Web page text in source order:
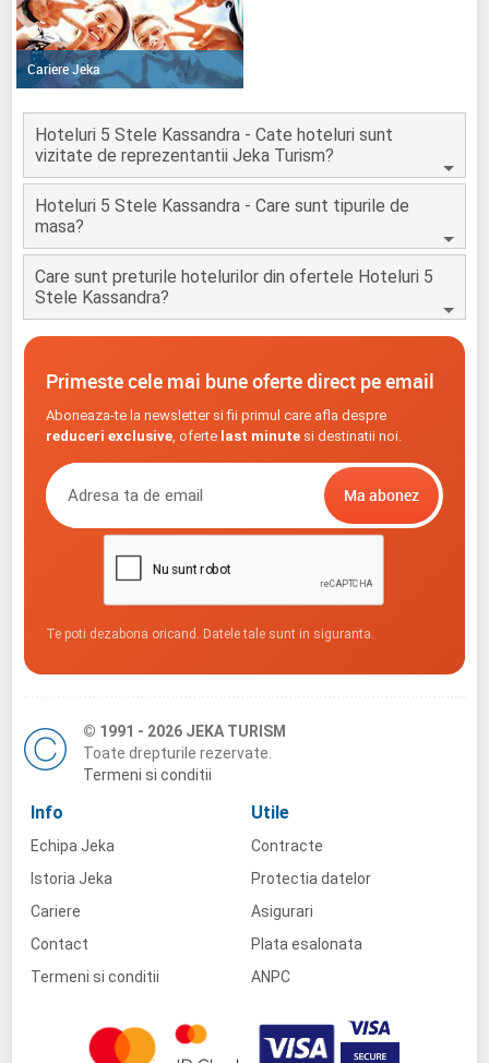
Cariere Jeka
Hoteluri 5 Stele Kassandra - Cate hoteluri sunt
vizitate de reprezentantii Jeka Turism?
Hoteluri 5 Stele Kassandra - Care sunt tipurile de
masa?
Care sunt preturile hotelurilor din ofertele Hoteluri 5
Stele Kassandra?
Primeste cele mai bune oferte direct pe email
Aboneaza-te la newsletter si fii primul care afla despre
reduceri exclusive, oferte last minutesi destinatii noi.
Te poti dezabona oricand. Datele tale sunt in siguranta.
© 1991 - 2026 JEKA TURISM
Toate drepturile rezervate.
Termeni si conditii
Info
Echipa Jeka
Istoria Jeka
Cariere
Contact
Termeni si conditii
Utile
Contracte
Protectia datelor
Asigurari
Plata esalonata
ANPC